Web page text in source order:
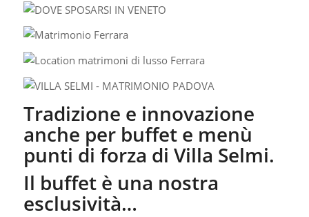
Tradizione e innovazione
anche per buffet e menù
punti di forza di Villa Selmi.
Il buffet è una nostra
esclusività…